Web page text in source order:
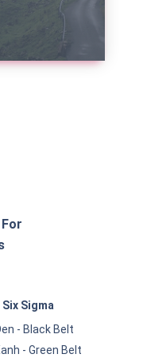
Six Sigma
- Black Belt
- Green Belt